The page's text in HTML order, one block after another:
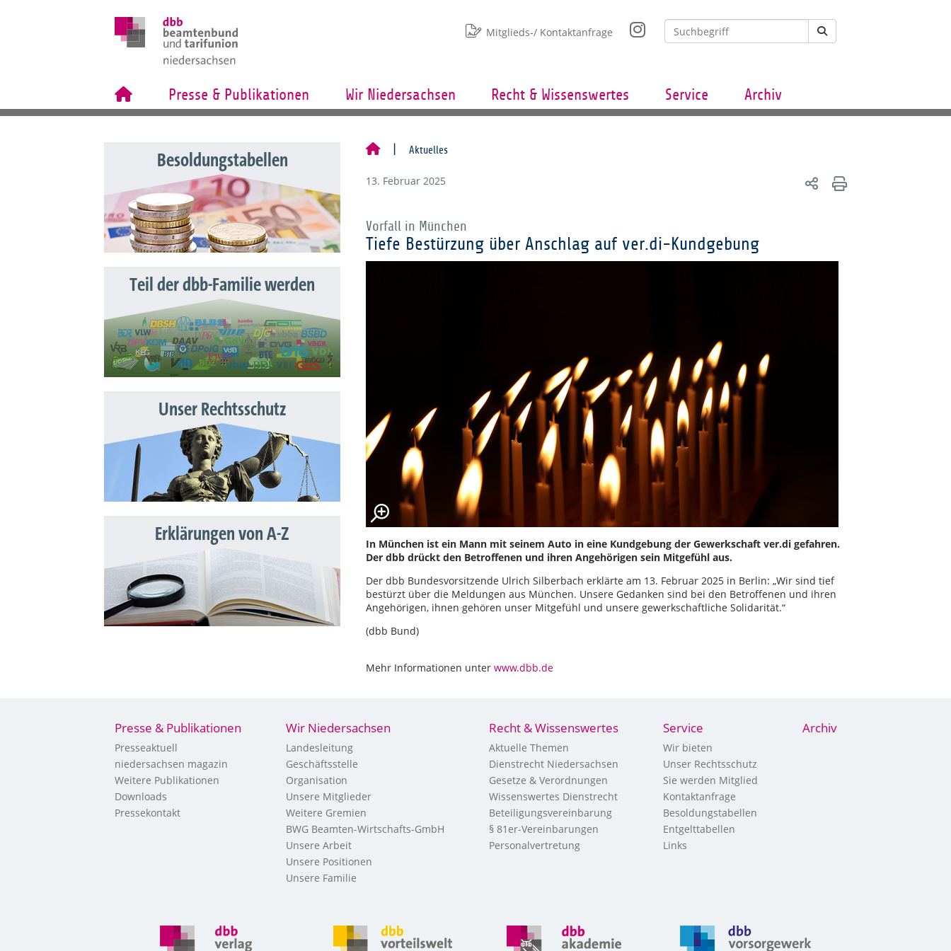
Mitglieds-/ Kontaktanfrage
Presse & Publikationen Wir Niedersachsen Recht & Wissenswertes Service Archiv
Besoldungstabellen
Teil der dbb-Familie werden
Unser Rechtsschutz
Erklärungen von A-Z
Aktuelles
13. Februar 2025
Vorfall in München
Tiefe Bestürzung über Anschlag auf ver.di-Kundgebung
In München ist ein Mann mit seinem Auto in eine Kundgebung der Gewerkschaft ver.di gefahren.
Der dbb drückt den Betroffenen und ihren Angehörigen sein Mitgefühl aus.
Der dbb Bundesvorsitzende Ulrich Silberbach erklärte am 13. Februar 2025 in Berlin: „Wir sind tief
bestürzt über die Meldungen aus München. Unsere Gedanken sind bei den Betroffenen und ihren
Angehörigen, ihnen gehören unser Mitgefühl und unsere gewerkschaftliche Solidarität.“
(dbb Bund)
Mehr Informationen unter www.dbb.de
Presse & Publikationen
Presseaktuell
niedersachsen magazin
Weitere Publikationen
Downloads
Pressekontakt
Wir Niedersachsen
Landesleitung
Geschäftsstelle
Organisation
Unsere Mitglieder
Weitere Gremien
BWG Beamten-Wirtschafts-GmbH
Unsere Arbeit
Unsere Positionen
Unsere Familie
Recht & Wissenswertes
Aktuelle Themen
Dienstrecht Niedersachsen
Gesetze & Verordnungen
Wissenswertes Dienstrecht
Beteiligungsvereinbarung
§ 81er-Vereinbarungen
Personalvertretung
Service
Wir bieten
Unser Rechtsschutz
Sie werden Mitglied
Kontaktanfrage
Besoldungstabellen
Entgelttabellen
Links
Archiv